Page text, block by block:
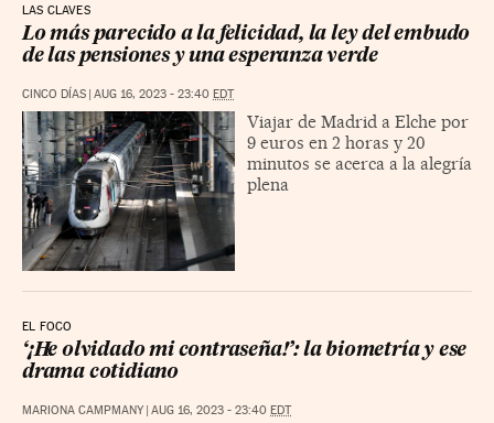
LAS CLAVES
Lo más parecido a la felicidad, la ley del embudo
de las pensiones y una esperanza verde
CINCO DÍAS | AUG 16, 2023 - 23:40 EDT
Viajar de Madrid a Elche por
9 euros en 2 horas y 20
minutos se acerca a la alegría
plena
EL FOCO
‘¡He olvidado mi contraseña!’: la biometría y ese
drama cotidiano
MARIONA CAMPMANY | AUG 16, 2023 - 23:40 EDT